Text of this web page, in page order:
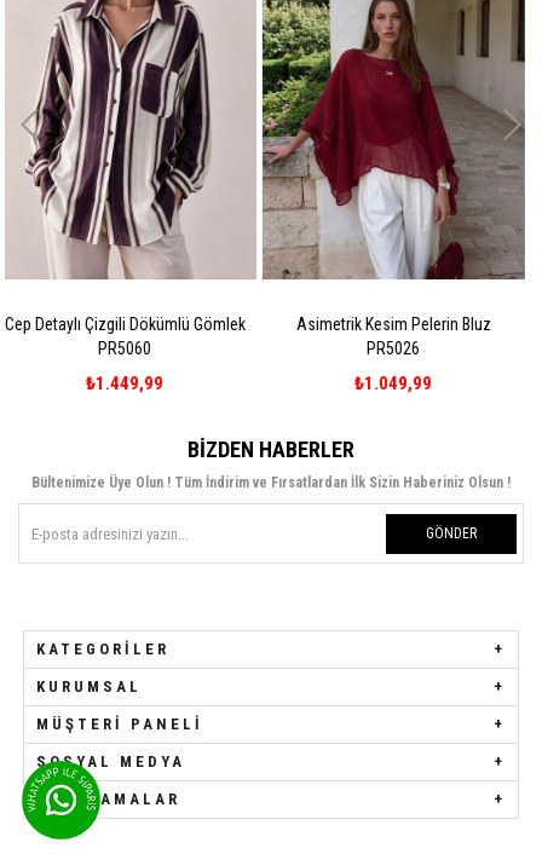
Gömlek
Asimetrik Kesim Pelerin Bluz
Dantel Detaylı
BIZDEN HABERLER
Bültenimize Üye Olun ! Tüm İndirim ve Fırsatlardan İlk Sizin Haberiniz Olsun !
GÖNDER
KATEGORILER
KURUMSAL
MÜŞTERI PANELI
SOSYAL MEDYA
UYGULAMALAR